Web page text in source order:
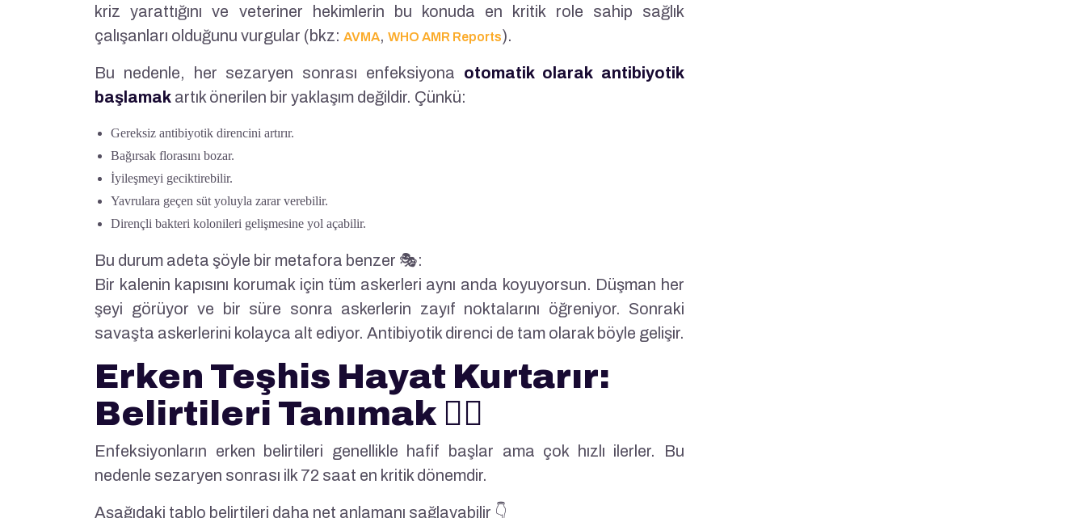
kriz yarattığını ve veteriner hekimlerin bu konuda en kritik role sahip sağlık
çalışanları olduğunu vurgular (bkz: AVMA, WHO AMR Reports).
Bu nedenle, her sezaryen sonrası enfeksiyona otomatik olarak antibiyotik
başlamak artık önerilen bir yaklaşım değildir. Çünkü:
Gereksiz antibiyotik direncini artırır.
Bağırsak florasını bozar.
İyileşmeyi geciktirebilir.
Yavrulara geçen süt yoluyla zarar verebilir.
Dirençli bakteri kolonileri gelişmesine yol açabilir.
Bu durum adeta şöyle bir metafora benzer 🎭:
Bir kalenin kapısını korumak için tüm askerleri aynı anda koyuyorsun. Düşman her
şeyi görüyor ve bir süre sonra askerlerin zayıf noktalarını öğreniyor. Sonraki
savaşta askerlerini kolayca alt ediyor. Antibiyotik direnci de tam olarak böyle gelişir.
Erken Teşhis Hayat Kurtarır:
Belirtileri Tanımak 🕵️‍♀️
Enfeksiyonların erken belirtileri genellikle hafif başlar ama çok hızlı ilerler. Bu
nedenle sezaryen sonrası ilk 72 saat en kritik dönemdir.
Aşağıdaki tablo belirtileri daha net anlamanı sağlayabilir 👇